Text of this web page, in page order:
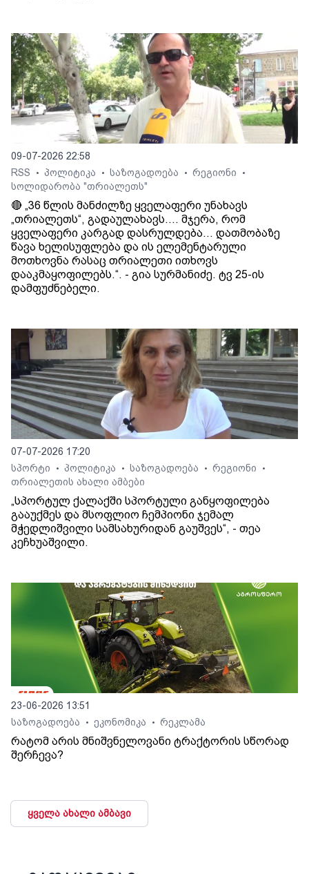
09-07-2026 22:58
RSS
• პოლიტიკა • საზოგადოება • რეგიონი •
სოლიდარობა "თრიალეთს"
🔴 „36 წლის მანძილზე ყველაფერი უნახავს
„თრიალეთს“, გადაულახავს.... მჯერა, რომ
ყველაფერი კარგად დასრულდება... დათმობაზე
წავა ხელისუფლება და ის ელემენტარული
მოთხოვნა რასაც თრიალეთი ითხოვს
დააკმაყოფილებს.“. - გია სურმანიძე. ტვ 25-ის
დამფუძნებელი.
07-07-2026 17:20
სპორტი
• პოლიტიკა • საზოგადოება • რეგიონი •
თრიალეთის ახალი ამბები
„სპორტულ ქალაქში სპორტული განყოფილება
გააუქმეს და მსოფლიო ჩემპიონი ჯემალ
მჭედლიშვილი სამსახურიდან გაუშვეს“, - თეა
კეჩხუაშვილი.
23-06-2026 13:51
საზოგადოება
• ეკონომიკა • რეკლამა
რატომ არის მნიშვნელოვანი ტრაქტორის სწორად
შერჩევა?
ყველა ახალი ამბავი